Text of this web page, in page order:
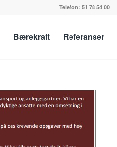
Telefon: 51 78 54 00
Bærekraft Referanser